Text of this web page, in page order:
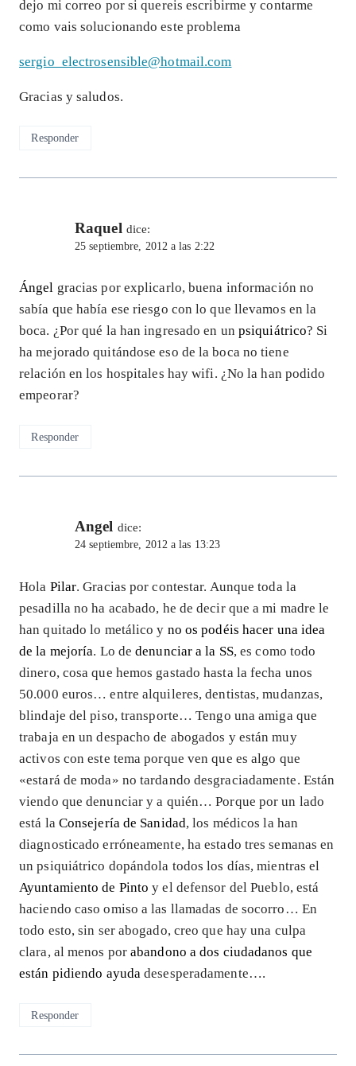
dejo mi correo por si quereis escribirme y contarme
como vais solucionando este problema
sergio_electrosensible@hotmail.com
Gracias y saludos.
Responder
Raquel dice:
25 septiembre, 2012 a las 2:22
Ángel gracias por explicarlo, buena información no
sabía que había ese riesgo con lo que llevamos en la
boca. ¿Por qué la han ingresado en un psiquiátrico? Si
ha mejorado quitándose eso de la boca no tiene
relación en los hospitales hay wifi. ¿No la han podido
empeorar?
Responder
Angel dice:
24 septiembre, 2012 a las 13:23
Hola Pilar. Gracias por contestar. Aunque toda la
pesadilla no ha acabado, he de decir que a mi madre le
han quitado lo metálico y no os podéis hacer una idea
de la mejoría. Lo dedenunciar a la SS, es como todo
dinero, cosa que hemos gastado hasta la fecha unos
50.000 euros… entre alquileres, dentistas, mudanzas,
blindaje del piso, transporte… Tengo una amiga que
trabaja en un despacho de abogados y están muy
activos con este tema porque ven que es algo que
«estará de moda» no tardando desgraciadamente. Están
viendo que denunciar y a quién… Porque por un lado
está la Consejería de Sanidad, los médicos la han
diagnosticado erróneamente, ha estado tres semanas en
un psiquiátrico dopándola todos los días, mientras el
Ayuntamiento de Pinto y el defensor del Pueblo, está
haciendo caso omiso a las llamadas de socorro… En
todo esto, sin ser abogado, creo que hay una culpa
clara, al menos porabandono a dos ciudadanos que
están pidiendo ayuda desesperadamente….
Responder